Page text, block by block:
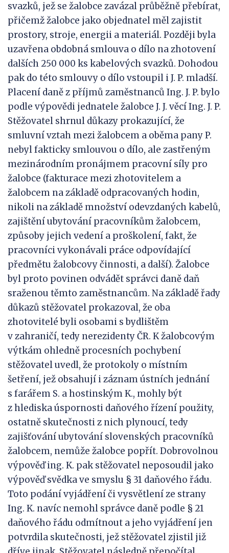
svazků, jež se žalobce zavázal průběžně přebírat,
přičemž žalobce jako objednatel měl zajistit
prostory, stroje, energii a materiál. Později byla
uzavřena obdobná smlouva o dílo na zhotovení
dalších 250 000 ks kabelových svazků. Dohodou
pak do této smlouvy o dílo vstoupil i J. P. mladší.
Placení daně z příjmů zaměstnanců Ing. J. P. bylo
podle výpovědi jednatele žalobce J. J. věcí Ing. J. P.
Stěžovatel shrnul důkazy prokazující, že
smluvní vztah mezi žalobcem a oběma pany P.
nebyl fakticky smlouvou o dílo, ale zastřeným
mezinárodním pronájmem pracovní síly pro
žalobce (fakturace mezi zhotovitelem a
žalobcem na základě odpracovaných hodin,
nikoli na základě množství odevzdaných kabelů,
zajištění ubytování pracovníkům žalobcem,
způsoby jejich vedení a proškolení, fakt, že
pracovníci vykonávali práce odpovídající
předmětu žalobcovy činnosti, a další). Žalobce
byl proto povinen odvádět správci daně daň
sraženou těmto zaměstnancům. Na základě řady
důkazů stěžovatel prokazoval, že oba
zhotovitelé byli osobami s bydlištěm
v zahraničí, tedy nerezidenty ČR. K žalobcovým
výtkám ohledně procesních pochybení
stěžovatel uvedl, že protokoly o místním
šetření, jež obsahují i záznam ústních jednání
s farářem S. a hostinským K., mohly být
z hlediska úspornosti daňového řízení použity,
ostatně skutečnosti z nich plynoucí, tedy
zajišťování ubytování slovenských pracovníků
žalobcem, nemůže žalobce popřít. Dobrovolnou
výpověď ing. K. pak stěžovatel neposoudil jako
výpověď svědka ve smyslu § 31 daňového řádu.
Toto podání vyjádření či vysvětlení ze strany
Ing. K. navíc nemohl správce daně podle § 21
daňového řádu odmítnout a jeho vyjádření jen
potvrdila skutečnosti, jež stěžovatel zjistil již